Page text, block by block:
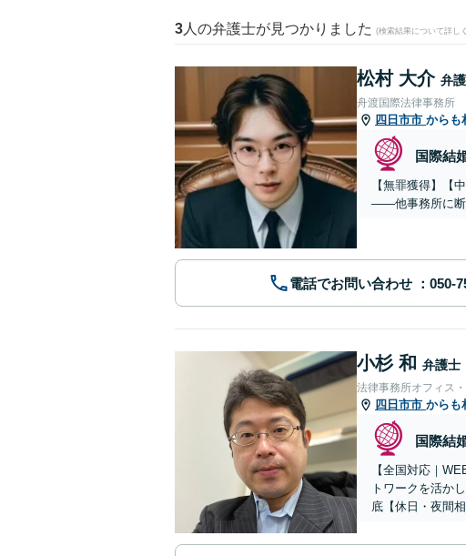
3 人の弁護士が見つかりました (検索結果について詳し
松村 大介 弁
舟渡国際法律事務所
四日市市 からも
国際結
【無罪獲得】【
——他事務所に断
電話でお問い合わせ
小杉 和 弁護士
法律事務所オフィス
四日市市 からも
国際結
【全国対応｜
トワークを活か
底【休日・夜間相